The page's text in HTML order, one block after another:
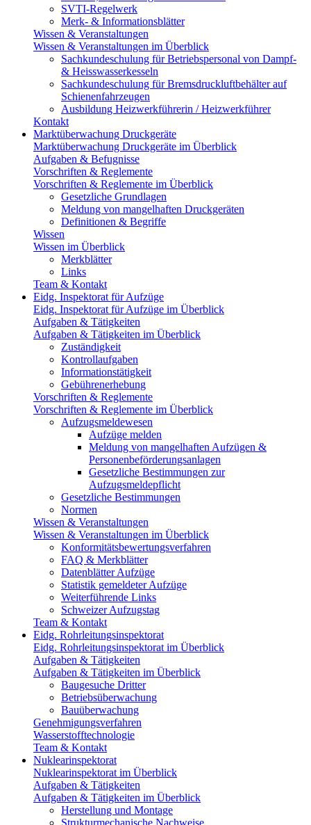
SVTI-Regelwerk
Merk- & Informationsblätter
Wissen & Veranstaltungen
Wissen & Veranstaltungen im Überblick
Sachkundeschulung für Betriebspersonal von Dampf-
& Heisswasserkesseln
Sachkundeschulung für Bremsdruckluftbehälter auf
Schienenfahrzeugen
Ausbildung Heizwerkführerin / Heizwerkführer
Kontakt
Marktüberwachung Druckgeräte
Marktüberwachung Druckgeräte im Überblick
Aufgaben & Befugnisse
Vorschriften & Reglemente
Vorschriften & Reglemente im Überblick
Gesetzliche Grundlagen
Meldung von mangelhaften Druckgeräten
Definitionen & Begriffe
Wissen
Wissen im Überblick
Merkblätter
Links
Team & Kontakt
Eidg. Inspektorat für Aufzüge
Eidg. Inspektorat für Aufzüge im Überblick
Aufgaben & Tätigkeiten
Aufgaben & Tätigkeiten im Überblick
Zuständigkeit
Kontrollaufgaben
Informationstätigkeit
Gebührenerhebung
Vorschriften & Reglemente
Vorschriften & Reglemente im Überblick
Aufzugsmeldewesen
Aufzüge melden
Meldung von mangelhaften Aufzügen &
Personenbeförderungsanlagen
Gesetzliche Bestimmungen zur
Aufzugsmeldepflicht
Gesetzliche Bestimmungen
Normen
Wissen & Veranstaltungen
Wissen & Veranstaltungen im Überblick
Konformitätsbewertungsverfahren
FAQ & Merkblätter
Datenblätter Aufzüge
Statistik gemeldeter Aufzüge
Weiterführende Links
Schweizer Aufzugstag
Team & Kontakt
Eidg. Rohrleitungsinspektorat
Eidg. Rohrleitungsinspektorat im Überblick
Aufgaben & Tätigkeiten
Aufgaben & Tätigkeiten im Überblick
Baugesuche Dritter
Betriebsüberwachung
Bauüberwachung
Genehmigungsverfahren
Wasserstofftechnologie
Team & Kontakt
Nuklearinspektorat
Nuklearinspektorat im Überblick
Aufgaben & Tätigkeiten
Aufgaben & Tätigkeiten im Überblick
Herstellung und Montage
Strukturmechanische Nachweise